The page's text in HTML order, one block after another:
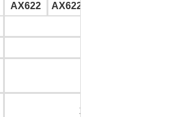
AX622 AX622/E
175×195